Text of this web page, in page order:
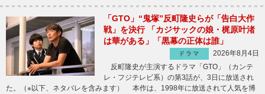
「GTO」“鬼塚”反町隆史らが「告白大作
戦」を決行 「カジサックの娘・梶原叶渚
は華がある」「黒幕の正体は誰」
ドラマ
2026年8月4日
反町隆史が主演するドラマ「GTO」（カンテ
レ・フジテレビ系）の第3話が、3日に放送され
た。（※以下、ネタバレを含みます） 本作は、1998年に放送されて人気を博